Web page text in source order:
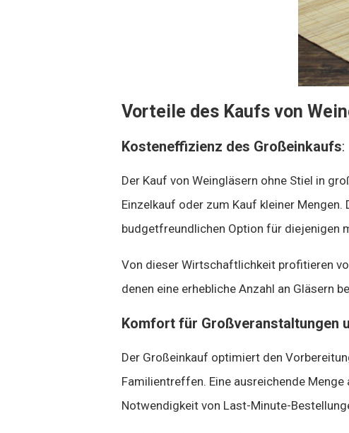
Vorteile des Kaufs von
Kosteneffizienz des Großeinkaufs:
Der Kauf von Weingläsern ohne Stiel in
Einzelkauf oder zum Kauf kleiner
budgetfreundlichen Option für diejenigen
Von dieser Wirtschaftlichkeit profitieren
denen eine erhebliche Anzahl an Gläsern
Komfort für Großveranstaltungen
Der Großeinkauf optimiert den
Familientreffen. Eine ausreichende
Notwendigkeit von Last-Minute-